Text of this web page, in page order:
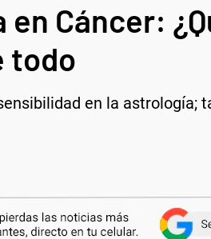
en Cáncer:
todo
en la astrología;